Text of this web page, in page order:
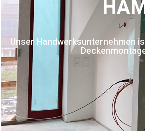
Unser Handwerksunternehmen